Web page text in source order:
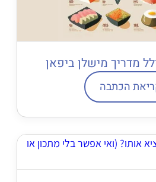
מדריך מישלן ביפאן
הכתבה